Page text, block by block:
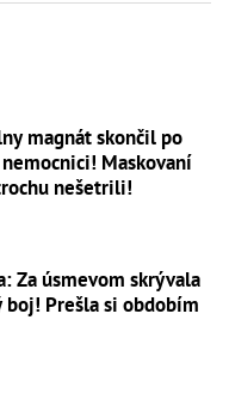
magnát skončil po
Maskovaní
nešetrili!
Za úsmevom skrývala
Prešla si obdobím